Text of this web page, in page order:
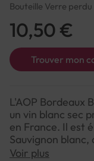
Bouteille Verre
Trouver mon
10,50 €
L'AOP Bordeaux
un vin blanc sec
en France. Il est
Sauvignon
originaire de la
Voir plus